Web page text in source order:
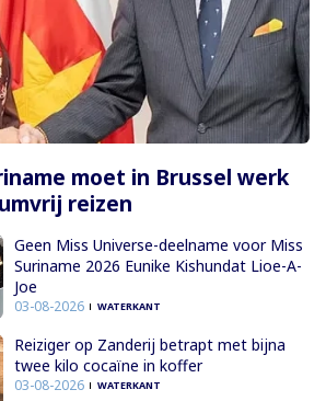
moet in Brussel werk
reizen
Geen Miss Universe-deelname voor Miss
Suriname 2026 Eunike Kishundat Lioe-A-
Joe
03-08-2026 WATERKANT
Reiziger op Zanderij betrapt met bijna
twee kilo cocaïne in koffer
03-08-2026 WATERKANT